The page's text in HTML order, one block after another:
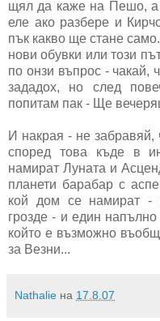
щял да каже на Пешо, а
еле ако разбере и
пък какво ще стане
нови обувки или този
по онзи въпрос - чакай,
зададох, но след
попитам пак - Ще
И накрая - не
според това къде в
намират Луната и
планети барабар с
кой дом се намират -
грозде - и един
който е възможно
за Везни...
Nathalie на 17.8.07